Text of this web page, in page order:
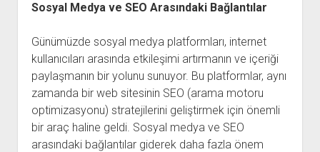
Sosyal Medya ve SEO Arasındaki Bağlantılar
Günümüzde sosyal medya platformları, internet
kullanıcıları arasında etkileşimi artırmanın ve içeriği
paylaşmanın bir yolunu sunuyor. Bu platformlar, aynı
zamanda bir web sitesinin SEO (arama motoru
optimizasyonu) stratejilerini geliştirmek için önemli
bir araç haline geldi. Sosyal medya ve SEO
arasındaki bağlantılar giderek daha fazla önem